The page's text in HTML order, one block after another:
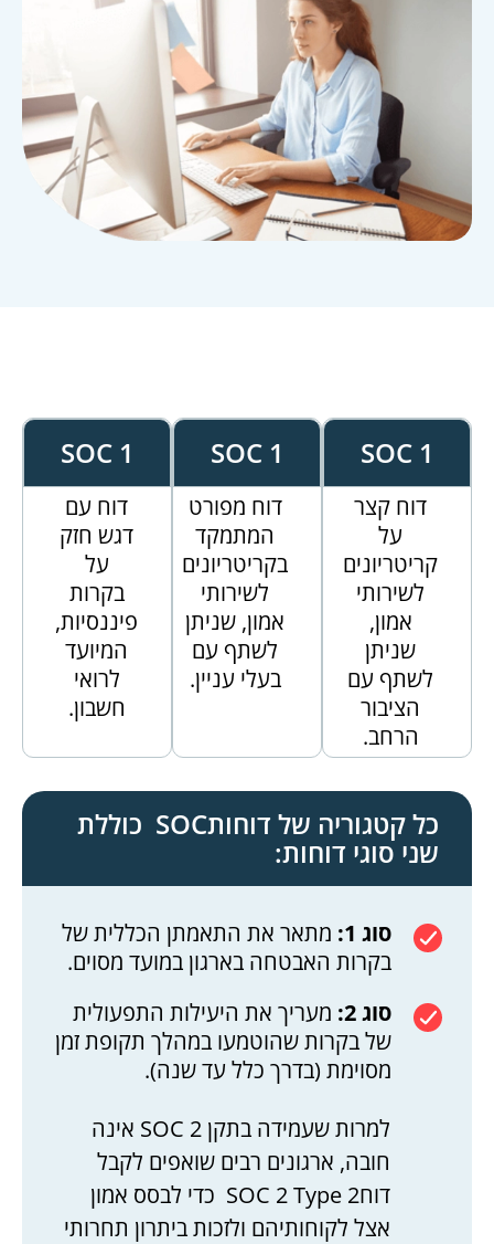
SOC 1
דוח קצר
על
קריטריונים
לשירותי
אמון,
שניתן
לשתף עם
הציבור
הרחב.
SOC 1
דוח מפורט
המתמקד
בקריטריונים
לשירותי
אמון, שניתן
לשתף עם
בעלי עניין.
SOC 1
דוח עם
דגש חזק
על
בקרות
פיננסיות,
המיועד
לרואי
חשבון.
כל קטגוריה של דוחותSOC כוללת
שני סוגי דוחות:
סוג 1:
מתאר את התאמתן הכללית של
בקרות האבטחה בארגון במועד מסוים.
סוג 2:
מעריך את היעילות התפעולית
של בקרות שהוטמעו במהלך תקופת זמן
מסוימת (בדרך כלל עד שנה).
למרות שעמידה בתקן SOC 2 אינה
חובה, ארגונים רבים שואפים לקבל
דוחSOC 2 Type 2 כדי לבסס אמון
אצל לקוחותיהם ולזכות ביתרון תחרותי